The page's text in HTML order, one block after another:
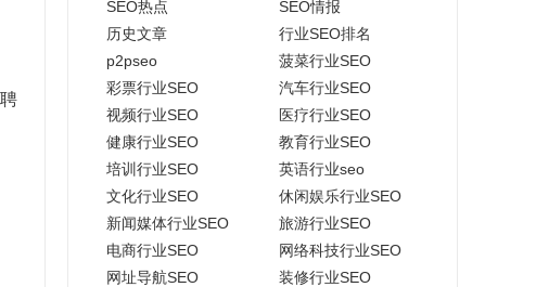
SEO热点
SEO情报
历史文章
行业SEO排名
p2pseo
菠菜行业SEO
彩票行业SEO
汽车行业SEO
视频行业SEO
医疗行业SEO
健康行业SEO
教育行业SEO
培训行业SEO
英语行业seo
文化行业SEO
休闲娱乐行业SEO
新闻媒体行业SEO
旅游行业SEO
电商行业SEO
网络科技行业SEO
网址导航SEO
装修行业SEO